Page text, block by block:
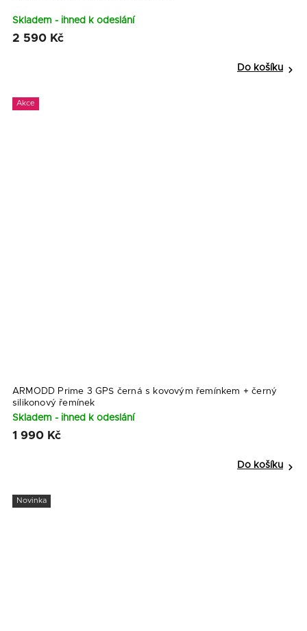
Skladem - ihned k odeslání
2 590 Kč
Do košíku
Akce
ARMODD Prime 3 GPS černá s kovovým řemínkem + černý
silikonový řemínek
Skladem - ihned k odeslání
1 990 Kč
Do košíku
Novinka